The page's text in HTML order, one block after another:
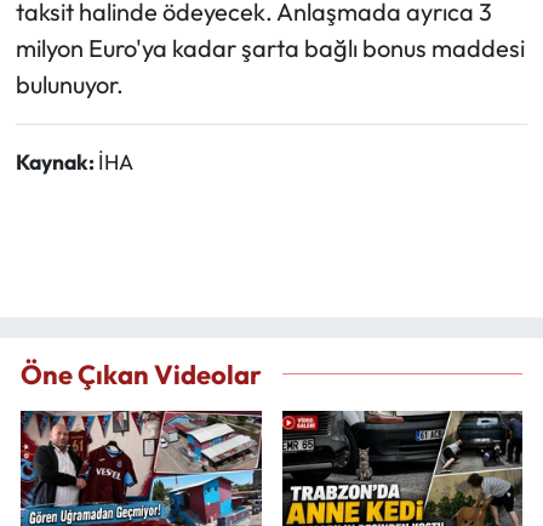
taksit halinde ödeyecek. Anlaşmada ayrıca 3
milyon Euro'ya kadar şarta bağlı bonus maddesi
bulunuyor.
Kaynak: İHA
Öne Çıkan Videolar